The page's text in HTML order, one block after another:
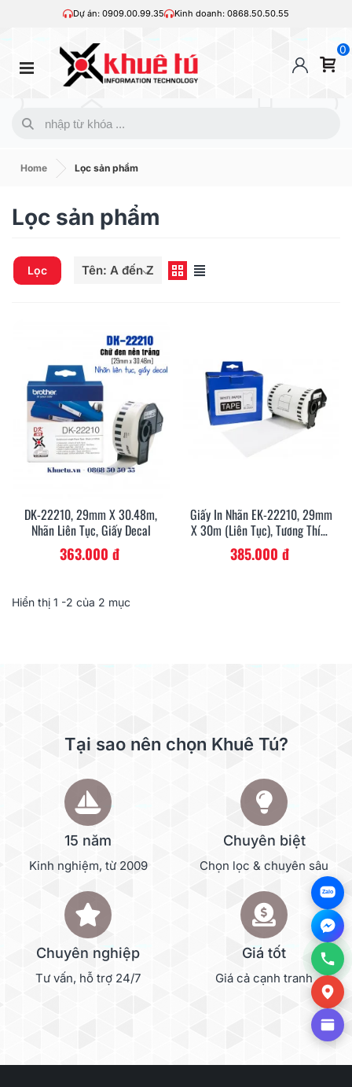
Dự án: 0909.00.99.35 Kinh doanh: 0868.50.50.55
0
Home Lọc sản phẩm
Lọc sản phẩm
Lọc Tên: A đến Z
DK-22210, 29mm X 30.48m,
Nhãn Liên Tục, Giấy Decal
363.000 đ
Giấy In Nhãn EK-22210, 29mm
X 30m (liên Tục), Tương Thích
DK-22210
385.000 đ
Hiển thị 1 -2 của 2 mục
Tại sao nên chọn Khuê Tú?
15 năm
Kinh nghiệm, từ 2009
Chuyên biệt
Chọn lọc & chuyên sâu
Chuyên nghiệp
Tư vấn, hỗ trợ 24/7
Giá tốt
Giá cả cạnh tranh
Zalo